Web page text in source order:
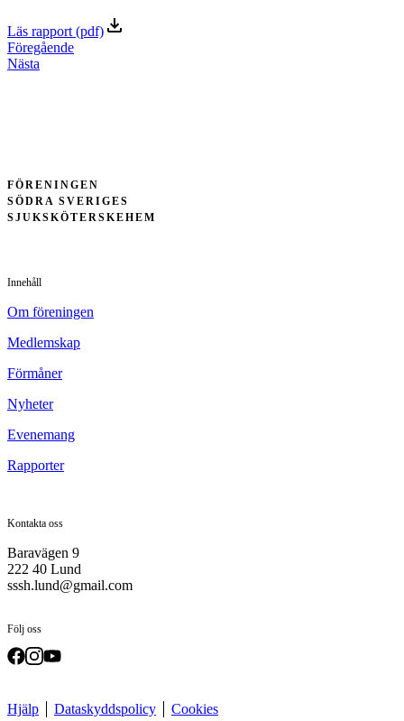
Läs rapport (pdf)
Föregående
Nästa
FÖRENINGEN
SÖDRA SVERIGES
SJUKSKÖTERSKEHEM
Innehåll
Om föreningen
Medlemskap
Förmåner
Nyheter
Evenemang
Rapporter
Kontakta oss
Baravägen 9
222 40 Lund
sssh.lund@gmail.com
Följ oss
Hjälp Dataskyddspolicy Cookies